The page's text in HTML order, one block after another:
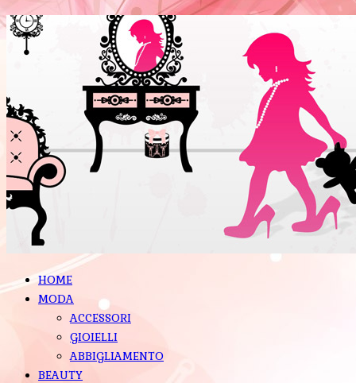
HOME
MODA
ACCESSORI
GIOIELLI
ABBIGLIAMENTO
BEAUTY